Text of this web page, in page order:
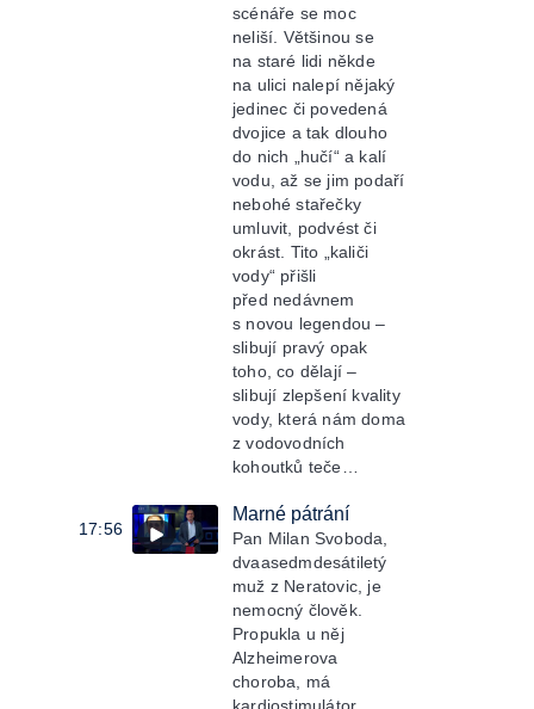
scénáře se moc
neliší. Většinou se
na staré lidi někde
na ulici nalepí nějaký
jedinec či povedená
dvojice a tak dlouho
do nich „hučí“ a kalí
vodu, až se jim podaří
nebohé stařečky
umluvit, podvést či
okrást. Tito „kaliči
vody“ přišli
před nedávnem
s novou legendou –
slibují pravý opak
toho, co dělají –
slibují zlepšení kvality
vody, která nám doma
z vodovodních
kohoutků teče…
17:56
Marné pátrání
Pan Milan Svoboda,
dvaasedmdesátiletý
muž z Neratovic, je
nemocný člověk.
Propukla u něj
Alzheimerova
choroba, má